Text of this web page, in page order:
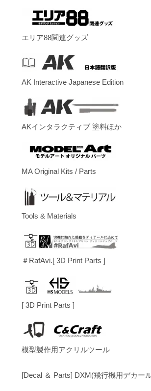
エリア88関連グッズ
AK Interactive Japanese Edition
AKインタラクティブ 塗料ほか
MA Original Kits / Parts
Tools & Materials
＃RafAvi.[ 3D Print Parts ]
[ 3D Print Parts ]
模型製作用アクリルツール
[Decal ＆ Parts] DXM(飛行機用デカー